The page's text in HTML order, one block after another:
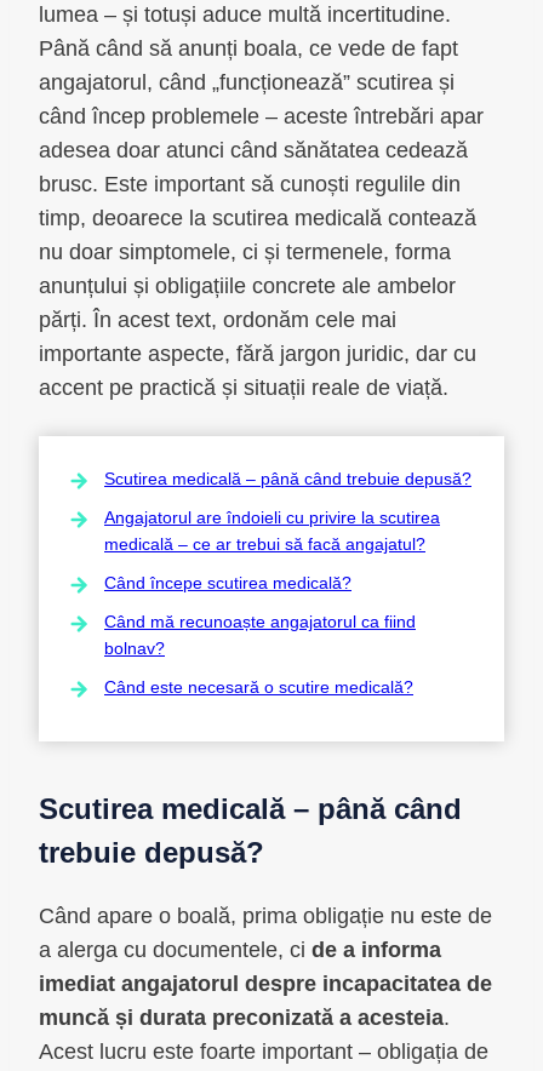
lumea – și totuși aduce multă incertitudine.
Până când să anunți boala, ce vede de fapt
angajatorul, când „funcționează” scutirea și
când încep problemele – aceste întrebări apar
adesea doar atunci când sănătatea cedează
brusc. Este important să cunoști regulile din
timp, deoarece la scutirea medicală contează
nu doar simptomele, ci și termenele, forma
anunțului și obligațiile concrete ale ambelor
părți. În acest text, ordonăm cele mai
importante aspecte, fără jargon juridic, dar cu
accent pe practică și situații reale de viață.
Scutirea medicală – până când trebuie depusă?
Angajatorul are îndoieli cu privire la scutirea
medicală – ce ar trebui să facă angajatul?
Când începe scutirea medicală?
Când mă recunoaște angajatorul ca fiind
bolnav?
Când este necesară o scutire medicală?
Scutirea medicală – până când
trebuie depusă?
Când apare o boală, prima obligație nu este de
a alerga cu documentele, ci de a informa
imediat angajatorul despre incapacitatea de
muncă și durata preconizată a acesteia.
Acest lucru este foarte important – obligația de